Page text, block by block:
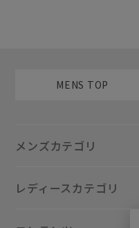
MENS TOP
メンズカテゴリ
レディースカテゴリ